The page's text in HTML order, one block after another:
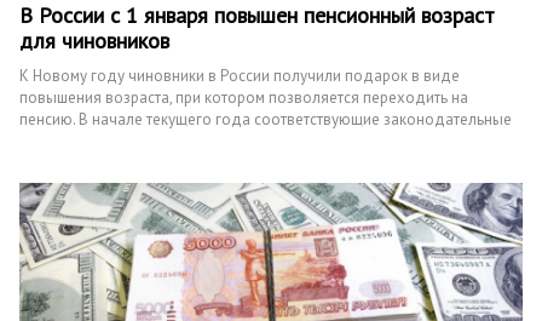
В России с 1 января повышен пенсионный возраст
для чиновников
К Новому году чиновники в России получили подарок в виде
повышения возраста, при котором позволяется переходить на
пенсию. В начале текущего года соответствующие законодательные